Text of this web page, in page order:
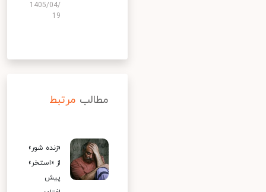
1405/04/
19
مطالب مرتبط
«زنده شور»
از «استخر»
پیش